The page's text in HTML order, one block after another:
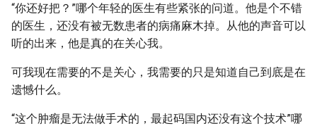
“你还好把？”哪个年轻的医生有些紧张的问道。他是个不错
的医生，还没有被无数患者的病痛麻木掉。从他的声音可以
听的出来，他是真的在关心我。
可我现在需要的不是关心，我需要的只是知道自己到底是在
遗憾什么。
“这个肿瘤是无法做手术的，最起码国内还没有这个技术”哪